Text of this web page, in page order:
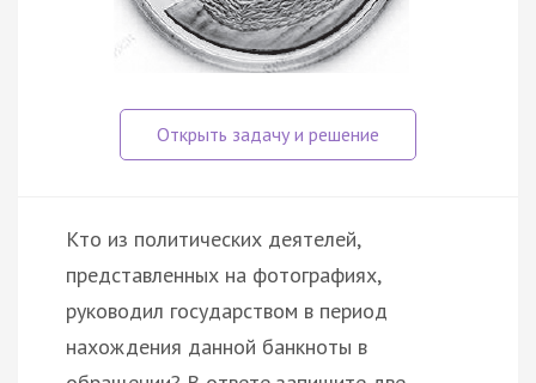
Кто из политических деятелей,
представленных на фотографиях,
руководил государством в период
нахождения данной банкноты в